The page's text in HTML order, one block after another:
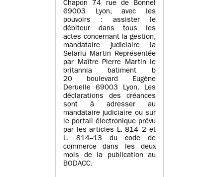
Chapon 74 rue de Bonnel
69003 Lyon, avec les
pouvoirs : assister le
débiteur dans tous les
actes concernant la gestion,
mandataire judiciaire la
Selarlu Martin Représentée
par Maître Pierre Martin le
britannia batiment b
20 boulevard Eugène
Deruelle 69003 Lyon. Les
déclarations des créances
sont à adresser au
mandataire judiciaire ou sur
le portail électronique prévu
par les articles L. 814–2 et
L. 814–13 du code de
commerce dans les deux
mois de la publication au
BODACC.